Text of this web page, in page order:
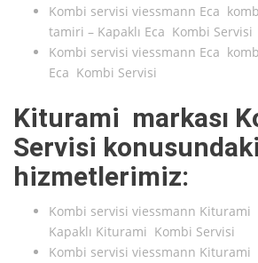
Kombi servisi viessmann Eca
tamiri – Kapaklı Eca Kombi Servisi
Kombi servisi viessmann Eca
Eca Kombi Servisi
Kiturami markası
Servisi
hizmetlerimiz:
Kombi servisi viessmann
Kapaklı Kiturami Kombi Servisi
Kombi servisi viessmann